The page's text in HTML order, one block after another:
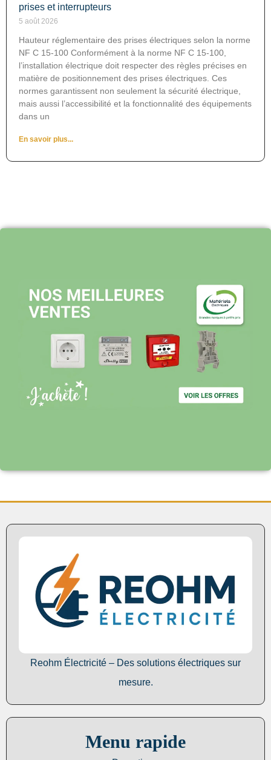
prises et interrupteurs
5 août 2026
Hauteur réglementaire des prises électriques selon la norme
NF C 15-100 Conformément à la norme NF C 15-100,
l’installation électrique doit respecter des règles précises en
matière de positionnement des prises électriques. Ces
normes garantissent non seulement la sécurité électrique,
mais aussi l’accessibilité et la fonctionnalité des équipements
dans un
En savoir plus...
Pourquoi nous choisir ?
Stock en temps réel : quantités toujours à jour sur le site
Expédition sous 24-48h : livraison rapide après validation de
commande
Support réactif : une équipe disponible pour vous accompagner
Reohm Électricité – Des solutions électriques sur
mesure.
Menu rapide